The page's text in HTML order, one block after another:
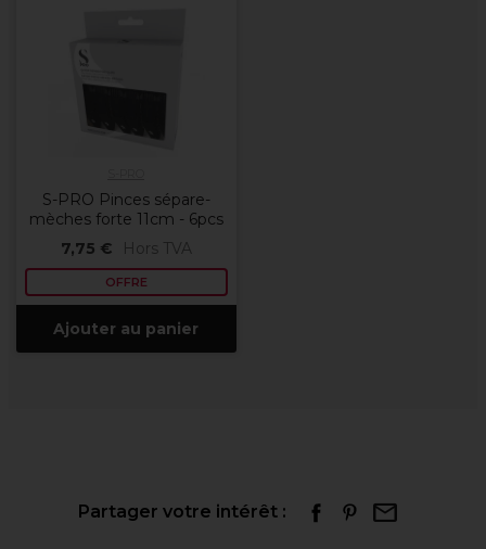
S-PRO Pinces sépare-
mèches forte 11cm - 6pcs
7,75 €
Hors TVA
OFFRE
Ajouter au panier
Partager votre intérêt :